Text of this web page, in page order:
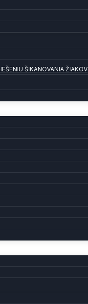
ŠIKANOVANIA ŽIAKOV